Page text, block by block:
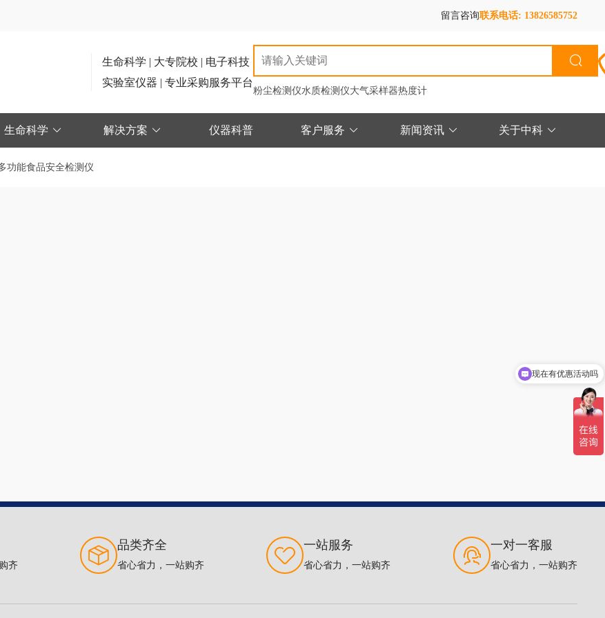
留言咨询联系电话: 13826585752
生命科学 | 大专院校 | 电子科技
实验室仪器 | 专业采购服务平台
粉尘检测仪水质检测仪大气采样器热度计
生命科学 解决方案 仪器科普 客户服务 新闻资讯 关于中科
功能食品安全检测仪
齐
品类齐全
省心省力，一站购齐
一站服务
省心省力，一站购齐
一对一客服
省心省力，一站购齐
现在有优惠活动吗